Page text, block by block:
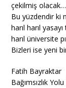
çekilmiş olacak…
Bu yüzdendir ki
harıl harıl
harıl üniversite
Bizleri ise yeni
Fatih Bayraktar
Bağımsızlık